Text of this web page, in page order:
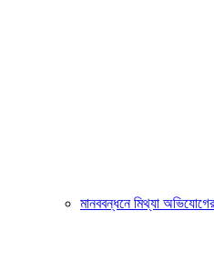
মানববন্ধনে মিথ্যা অভিযোগের